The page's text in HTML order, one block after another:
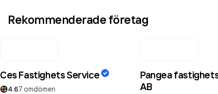
Rekommenderade företag
Ces Fastighets Service
4.67 omdömen
Pangea
AB